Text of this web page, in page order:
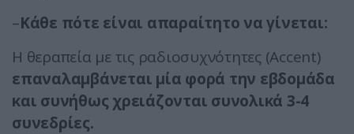
–Κάθε πότε είναι απαραίτητο να γίνεται:
Η θεραπεία με τις ραδιοσυχνότητες (Accent)
επαναλαμβάνεται μία φορά την εβδομάδα
και συνήθως χρειάζονται συνολικά 3-4
συνεδρίες.